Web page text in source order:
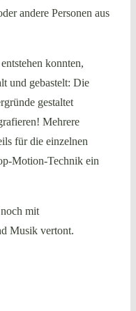
andere Personen aus
konnten,
und gebastelt: Die
gestaltet
Mehrere
für die einzelnen
Motion-Technik ein
mit
Musik vertont.